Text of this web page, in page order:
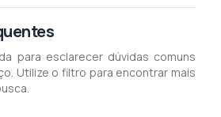
para esclarecer dúvidas comuns
Utilize o filtro para encontrar mais